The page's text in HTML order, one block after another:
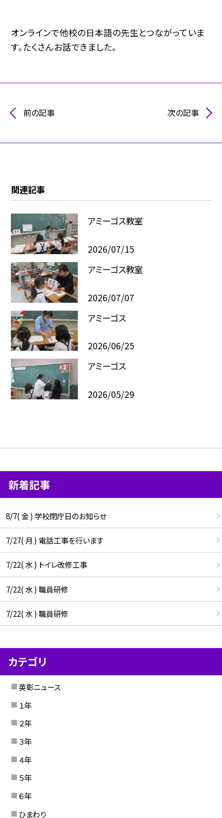
オンラインで他校の日本語の先生とつながっていま
す。たくさんお話できました。
前の記事 次の記事
関連記事
アミーゴス教室
2026/07/15
アミーゴス教室
2026/07/07
アミーゴス
2026/06/25
アミーゴス
2026/05/29
新着記事
8/7( 金 ) 学校閉庁日のお知らせ
7/27( 月 ) 電話工事を行います
7/22( 水 ) トイレ改修工事
7/22( 水 ) 職員研修
7/22( 水 ) 職員研修
カテゴリ
英彰ニュース
１年
２年
３年
４年
５年
６年
ひまわり